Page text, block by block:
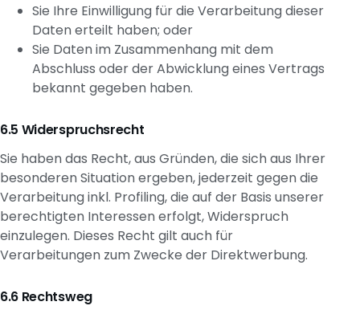
Sie Ihre Einwilligung für die Verarbeitung dieser
Daten erteilt haben; oder
Sie Daten im Zusammenhang mit dem
Abschluss oder der Abwicklung eines Vertrags
bekannt gegeben haben.
Widerspruchsrecht
Sie haben das Recht, aus Gründen, die sich aus Ihrer
besonderen Situation ergeben, jederzeit gegen die
Verarbeitung inkl. Profiling, die auf der Basis unserer
berechtigten Interessen erfolgt, Widerspruch
einzulegen. Dieses Recht gilt auch für
Verarbeitungen zum Zwecke der Direktwerbung.
Rechtsweg